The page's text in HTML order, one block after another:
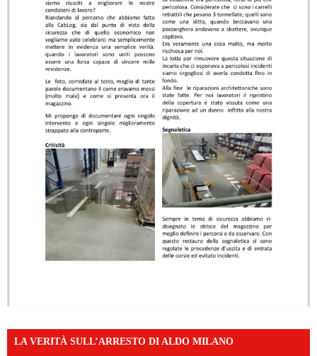
LA VERITÀ SULL’ARRESTO DI ALDO MILANO